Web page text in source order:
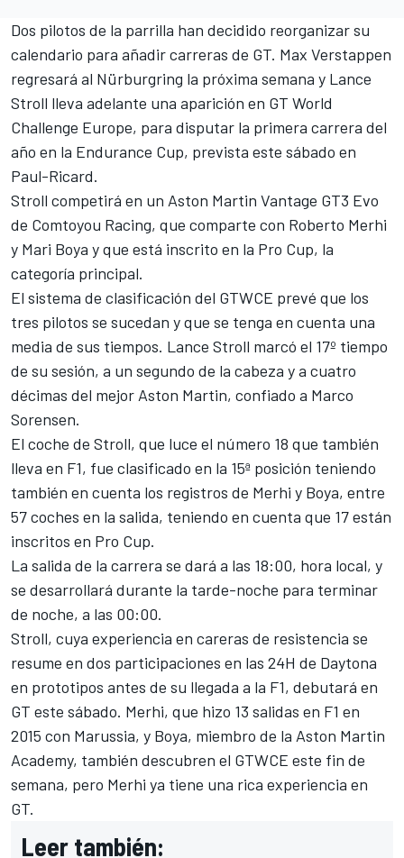
Dos pilotos de la parrilla han decidido reorganizar su
calendario para añadir carreras de GT. Max Verstappen
regresará al Nürburgring la próxima semana y Lance
Stroll lleva adelante una aparición en GT World
Challenge Europe, para disputar la primera carrera del
año en la Endurance Cup, prevista este sábado en
Paul-Ricard.
Stroll competirá en un Aston Martin Vantage GT3 Evo
de Comtoyou Racing, que comparte con Roberto Merhi
y Mari Boya y que está inscrito en la Pro Cup, la
categoría principal.
El sistema de clasificación del GTWCE prevé que los
tres pilotos se sucedan y que se tenga en cuenta una
media de sus tiempos. Lance Stroll marcó el 17º tiempo
de su sesión, a un segundo de la cabeza y a cuatro
décimas del mejor Aston Martin, confiado a Marco
Sorensen.
El coche de Stroll, que luce el número 18 que también
lleva en F1, fue clasificado en la 15ª posición teniendo
también en cuenta los registros de Merhi y Boya, entre
57 coches en la salida, teniendo en cuenta que 17 están
inscritos en Pro Cup.
La salida de la carrera se dará a las 18:00, hora local, y
se desarrollará durante la tarde-noche para terminar
de noche, a las 00:00.
Stroll, cuya experiencia en careras de resistencia se
resume en dos participaciones en las 24H de Daytona
en prototipos antes de su llegada a la F1, debutará en
GT este sábado. Merhi, que hizo 13 salidas en F1 en
2015 con Marussia, y Boya, miembro de la Aston Martin
Academy, también descubren el GTWCE este fin de
semana, pero Merhi ya tiene una rica experiencia en
GT.
Leer también: